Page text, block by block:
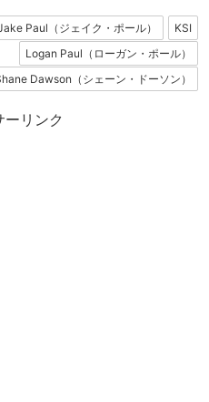
Paul（ジェイク・ポール）
KSI
Logan Paul（ローガン・ポール）
Dawson（シェーン・ドーソン）
ーリンク